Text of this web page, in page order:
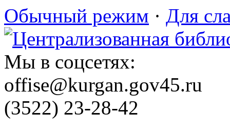
Обычный режим · Для
Мы в соцсетях:
offise@kurgan.gov45.ru
(3522) 23-28-42